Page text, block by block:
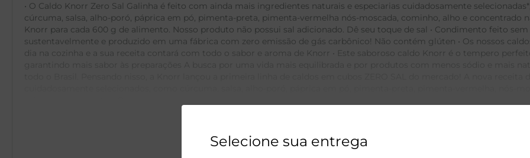
• O Caldo Knorr Zero Sal Galinha é feito com ainda mais ingredientes naturais e especiarias cuidadosamente
cúrcuma, salsa, alho-poró, páprica em pó, pimenta-preta, pimenta-vermelha nós-moscada, cominho, alho e concentrado
Knorr para cada 600 g de alimento. Nosso produto não possui sal adicionado. Dê seu toque de sal • Condimento feito
sustentavelmente e produzido em uma fábrica com zero emissão de gás carbônico! Não contém glúten • Os nossos
dia na cozinha e a sua receita contará com todo o sabor e aroma de Knorr • Este saboroso caldo Knorr é o tempero
com frango, gengibre e cogumelos? Os Caldos Knorr Zero Sal são bons para você e bons para o planeta, pois possuem
sendo produzidos em uma fábrica com zero emissão de gás carbônico! Conheça toda a nossa linha de caldos e garanta
Selecione sua entrega